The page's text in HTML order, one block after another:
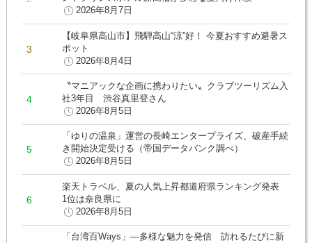
2026年8月7日
【岐阜県高山市】飛騨高山“涼”好！ 今夏おすすめ避暑ス
ポット
2026年8月4日
〝マニアックな企画に携わりたい〟クラブツーリズム入
社3年目 渋谷真里登さん
2026年8月5日
「ゆりの温泉」運営の長崎エンタープライズ、破産手続
き開始決定受ける（帝国データバンク調べ）
2026年8月5日
楽天トラベル、夏の人気上昇都道府県ランキング発表
1位は奈良県に
2026年8月5日
「台湾百Ways」―多様な魅力を発信 訪れるたびに新